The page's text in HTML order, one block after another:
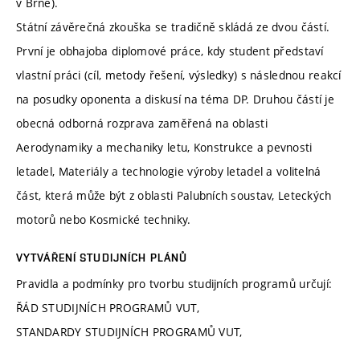
Státní závěrečná zkouška se tradičně skládá ze dvou částí.
První je obhajoba diplomové práce, kdy student představí
vlastní práci (cíl, metody řešení, výsledky) s následnou reakcí
na posudky oponenta a diskusí na téma DP. Druhou částí je
obecná odborná rozprava zaměřená na oblasti
Aerodynamiky a mechaniky letu, Konstrukce a pevnosti
letadel, Materiály a technologie výroby letadel a volitelná
část, která může být z oblasti Palubních soustav, Leteckých
motorů nebo Kosmické techniky.
VYTVÁŘENÍ STUDIJNÍCH PLÁNŮ
Pravidla a podmínky pro tvorbu studijních programů určují:
ŘÁD STUDIJNÍCH PROGRAMŮ VUT,
STANDARDY STUDIJNÍCH PROGRAMŮ VUT,